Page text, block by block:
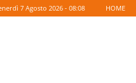
7 Agosto 2026 - 08:08 HOME